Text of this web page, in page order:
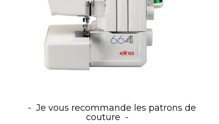
Je vous recommande les patrons de
couture